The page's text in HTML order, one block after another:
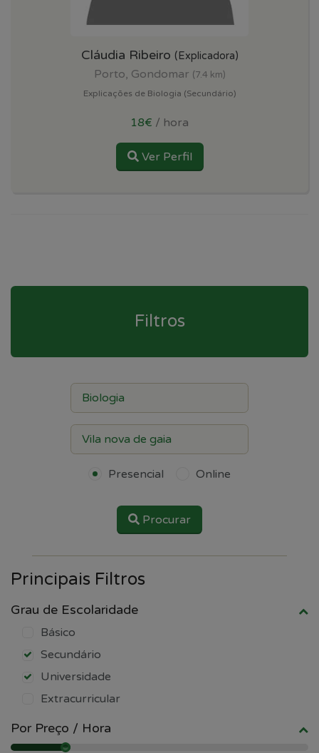
Cláudia Ribeiro (Explicadora)
Porto, Gondomar (7.4 km)
Explicações de Biologia (Secundário)
18€ / hora
Ver Perfil
Filtros
Presencial Online
Procurar
Principais Filtros
Grau de Escolaridade
Básico
Secundário
Universidade
Extracurricular
Por Preço / Hora